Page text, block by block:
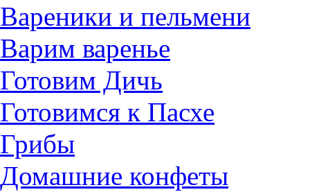
Вареники и пельмени
Варим варенье
Готовим Дичь
Готовимся к Пасхе
Грибы
Домашние конфеты